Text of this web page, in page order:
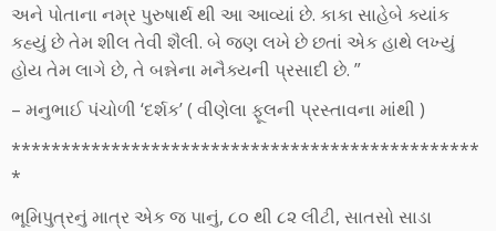
અને પોતાના નમ્ર પુરુષાર્થ થી આ આવ્યાં છે. કાકા સાહેબે ક્યાંક
કહ્યું છે તેમ શીલ તેવી શૈલી. બે જણ લખે છે છતાં એક હાથે લખ્યું
હોય તેમ લાગે છે, તે બન્નેના મનૈક્યની પ્રસાદી છે. ”
– મનુભાઈ પંચોળી ‘દર્શક’ ( વીણેલા ફૂલની પ્રસ્તાવના માંથી )
***********************************************
*
ભૂમિપુત્રનું માત્ર એક જ પાનું, ૮૦ થી ૮૨ લીટી, સાતસો સાડા